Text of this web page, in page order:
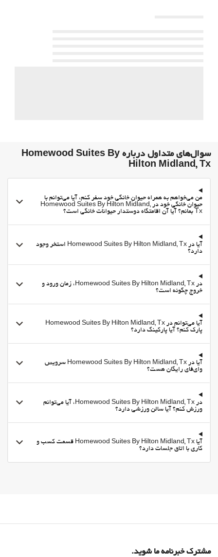
سرویس ویژه اتاق
پارکینگ
پارکینگ
مناطق متداول
تلویزیون
مرکز تجاری
اتاق جلسه
اینترنت
وای-فای
اینترنت
فروشگاه‌ها
بهداشت و سلامتی
صندلیهای حمام آفتاب
اسپا
سونا
سوال‌های متداول درباره Homewood Suites By
Hilton Midland, Tx
من می‌خواهم به همراه حیوان خانگی خود سفر کنم، آیا می‌توانم با
حیوان خانگی خود در Homewood Suites By Hilton Midland,
Tx بمانم؟ آیا آن اقامتگاه دوستدار حیوانات خانگی است؟
آیا در Homewood Suites By Hilton Midland, Tx استخر وجود
دارد؟
در Homewood Suites By Hilton Midland, Tx، زمان ورود و
خروج چگونه است؟
آیا می‌توانم در Homewood Suites By Hilton Midland, Tx
پارک کنم؟ آیا پارکینگ دارد؟
آیا در Homewood Suites By Hilton Midland, Tx سرویس
وای‌فای رایگان هست؟
در Homewood Suites By Hilton Midland, Tx، آیا می‌توانم
ورزش کنم؟ آیا سالن ورزشی دارد؟
آیا Homewood Suites By Hilton Midland, Tx قسمت کسب و
کاری با اتاق جلسات دارد؟
مشترک خبرنامه ما شوید.